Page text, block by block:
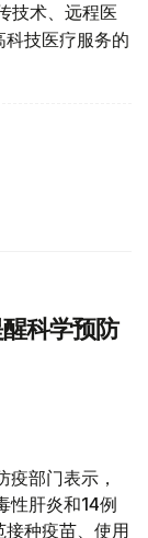
技术、远程医
技医疗服务的
科学预防
疫部门表示，
性肝炎和14例
种疫苗、使用